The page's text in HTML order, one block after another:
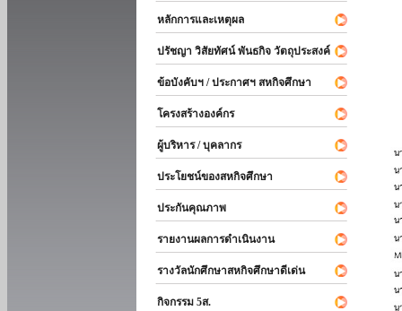
หลักการและเหตุผล
ปรัชญา วิสัยทัศน์ พันธกิจ วัตถุประสงค์
ข้อบังคับฯ / ประกาศฯ สหกิจศึกษา
โครงสร้างองค์กร
ผู้บริหาร / บุคลากร
ประโยชน์ของสหกิจศึกษา
ประกันคุณภาพ
รายงานผลการดำเนินงาน
รางวัลนักศึกษาสหกิจศึกษาดีเด่น
กิจกรรม 5ส.